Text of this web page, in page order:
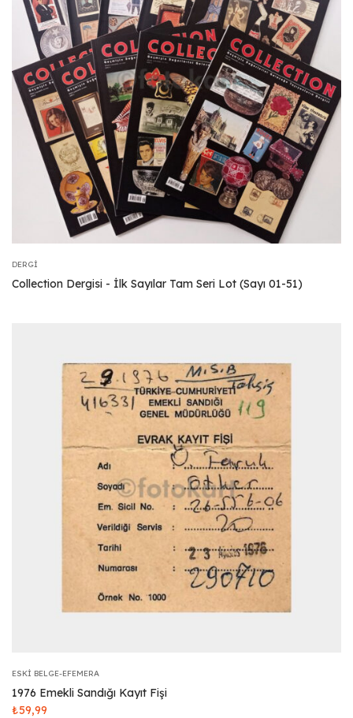
DERGI
Collection Dergisi - İlk Sayılar Tam Seri Lot (Sayı 01-51)
ESKI BELGE-EFEMERA
1976 Emekli Sandığı Kayıt Fişi
₺59,99